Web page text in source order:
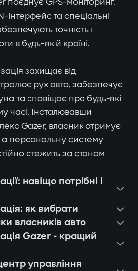
поєднує GPS-моніторинг,
інтерфейс та спеціальні
точність і
в будь-якій країні.
захищає від
рух авто, забезпечує
та сповіщає про будь-які
часі. Інсталювавши
Gazer, власник отримує
а персональну систему
стежить за станом
навіщо потрібні і
як вибрати
власників авто
Gazer - кращий
управління